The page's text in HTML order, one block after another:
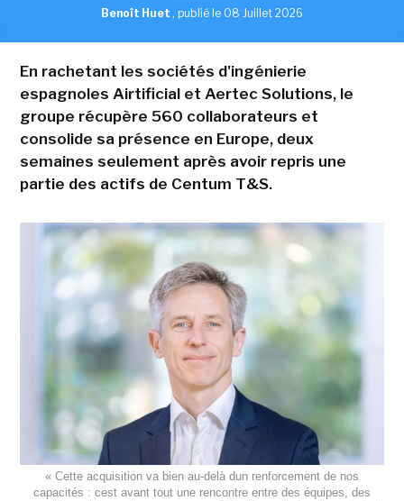
Benoît Huet , publié le 08 Juillet 2026
En rachetant les sociétés d'ingénierie
espagnoles Airtificial et Aertec Solutions, le
groupe récupère 560 collaborateurs et
consolide sa présence en Europe, deux
semaines seulement après avoir repris une
partie des actifs de Centum T&S.
« Cette acquisition va bien au-delà dun renforcement de nos
capacités : cest avant tout une rencontre entre des équipes, des